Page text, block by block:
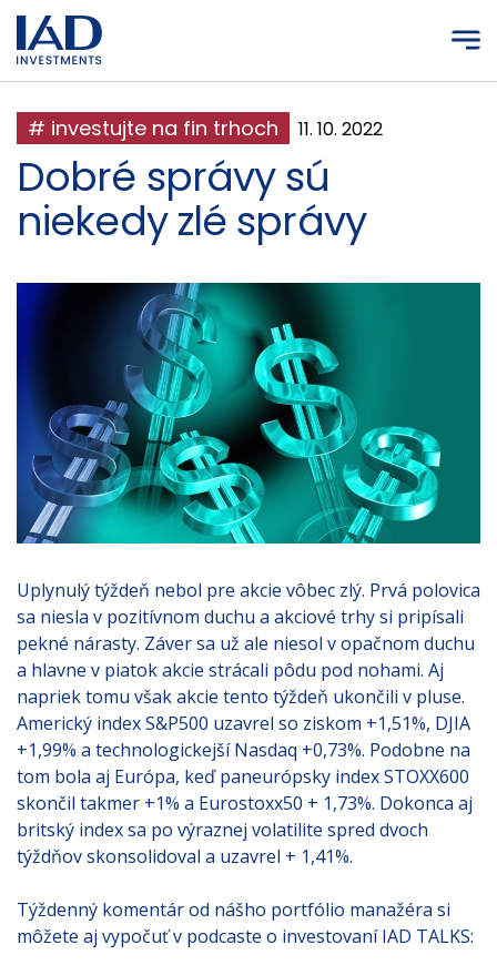
Prejsť na hlavný obsah
# investujte na fin trhoch 11. 10. 2022
Dobré správy sú
niekedy zlé správy
Uplynulý týždeň nebol pre akcie vôbec zlý. Prvá polovica
sa niesla v pozitívnom duchu a akciové trhy si pripísali
pekné nárasty. Záver sa už ale niesol v opačnom duchu
a hlavne v piatok akcie strácali pôdu pod nohami. Aj
napriek tomu však akcie tento týždeň ukončili v pluse.
Americký index S&P500 uzavrel so ziskom +1,51%, DJIA
+1,99% a technologickejší Nasdaq +0,73%. Podobne na
tom bola aj Európa, keď paneurópsky index STOXX600
skončil takmer +1% a Eurostoxx50 + 1,73%. Dokonca aj
britský index sa po výraznej volatilite spred dvoch
týždňov skonsolidoval a uzavrel + 1,41%.
Týždenný komentár od nášho portfólio manažéra si
môžete aj vypočuť v podcaste o investovaní IAD TALKS: